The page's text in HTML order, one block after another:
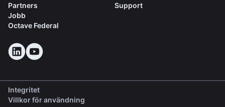
Partners
Jobb
Octave Federal
Support
Integritet
Villkor för användning